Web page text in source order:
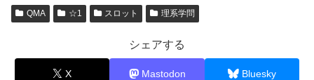
QMA ☆1 スロット 理系学問
シェアする
X Mastodon Bluesky